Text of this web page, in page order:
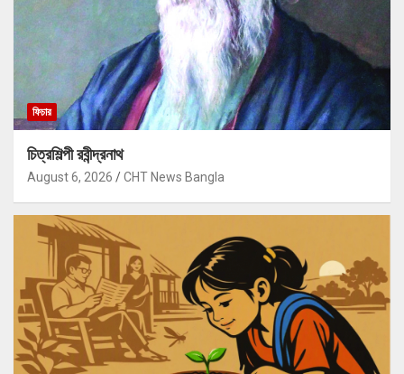
ফিচার
চিত্রশিল্পী রবীন্দ্রনাথ
August 6, 2026 CHT News Bangla